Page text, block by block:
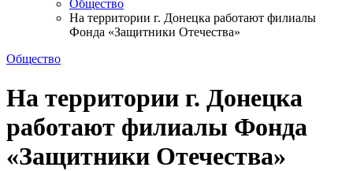
Общество
На территории г. Донецка работают филиалы
Фонда «Защитники Отечества»
Общество
На территории г. Донецка
работают филиалы Фонда
«Защитники Отечества»